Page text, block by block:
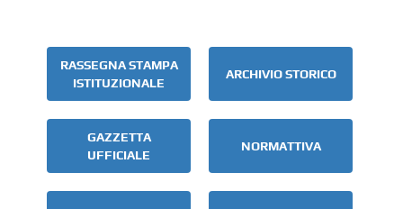
RASSEGNA STAMPA
ISTITUZIONALE
ARCHIVIO STORICO
GAZZETTA
UFFICIALE
NORMATTIVA